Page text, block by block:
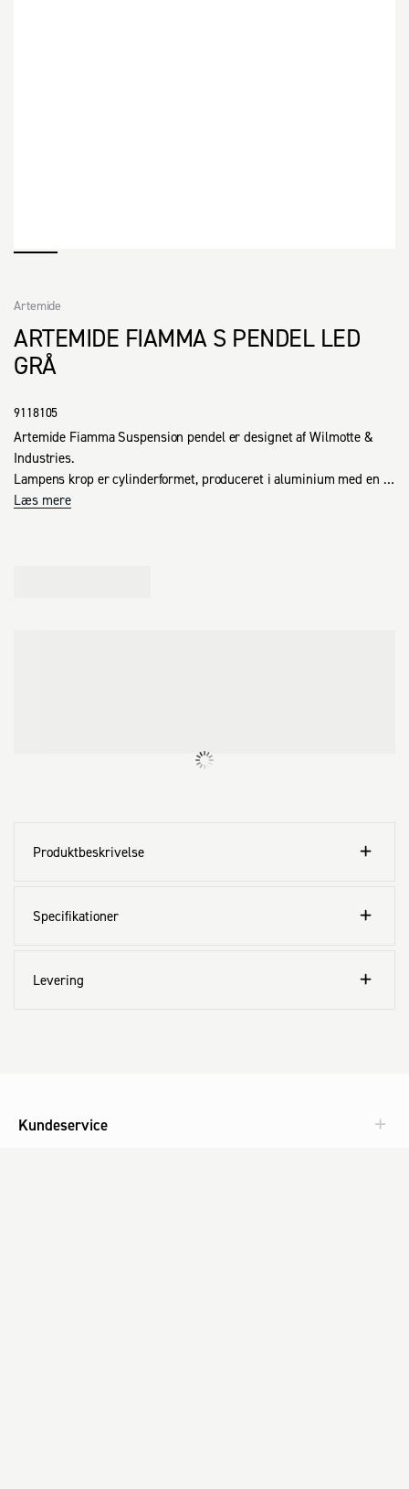
ARTEMIDE FIAMMA S PENDEL LED
GRÅ
Artemide
9118105
Artemide Fiamma Suspension pendel er designet af Wilmotte &
Industries.
Lampens krop er cylinderformet, produceret i aluminium med en
speciel tekstur, der med sin anodiseret overfladebehandling giver
Læs mere
Produktbeskrivelse
Specifikationer
Levering
Kundeservice